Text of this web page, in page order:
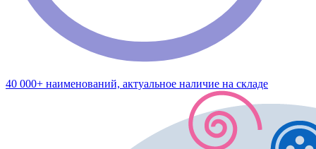
40 000+ наименований, актуальное наличие на складе